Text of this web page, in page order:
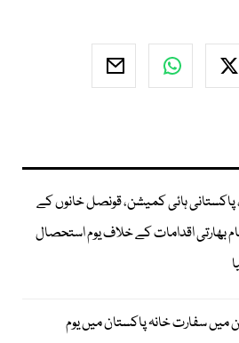
پاکستانی ہائی کمیشن، قونصل خانوں کے
بھارتی اقدامات کے خلاف یوم استحصال
میں سفارت خانہ پاکستان میں یوم